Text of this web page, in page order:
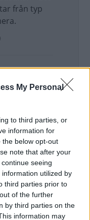
My Personal
to third parties, or
information for
the below opt-out
note that after your
seeing
utilized by
third parties prior to
of the further
by third parties on the
information may
från typ
syftade
själva
som